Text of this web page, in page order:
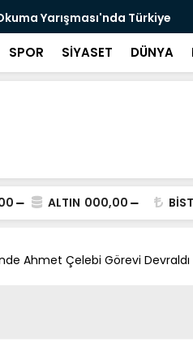
Yarışması'nda Türkiye
SPOR SİYASET DÜNYA
ALTIN 000,00 BİST
Ahmet Çelebi Görevi Devraldı